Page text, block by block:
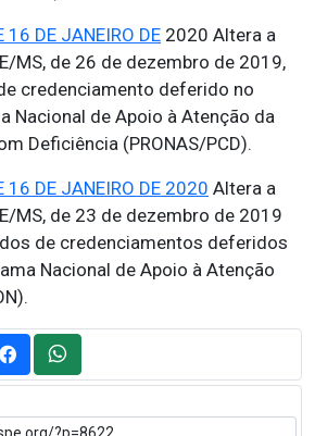
16 DE JANEIRO DE 2020 Altera a
MS, de 26 de dezembro de 2019,
credenciamento deferido no
Nacional de Apoio à Atenção da
Deficiência (PRONAS/PCD).
16 DE JANEIRO DE 2020 Altera a
MS, de 23 de dezembro de 2019
de credenciamentos deferidos
Nacional de Apoio à Atenção